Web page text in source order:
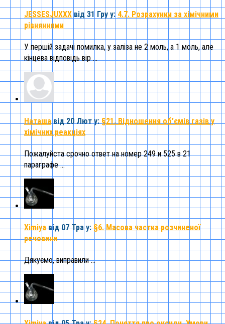
JESSESJUXXX від 31 Гру у: 4.7. Розрахунки за хімічними
рівняннями
У першій задачі помилка, у заліза не 2 моль, а 1 моль, але
кінцева відповідь вір ...
Наташа від 20 Лют у: §21. Відношення об’ємів газів у
хімічних реакціях
Пожалуйста срочно ответ на номер 249 и 525 в 21
параграфе ...
Ximiya від 07 Трау:§6. Масова частка розчиненої
речовини
Дякуємо, виправили ...